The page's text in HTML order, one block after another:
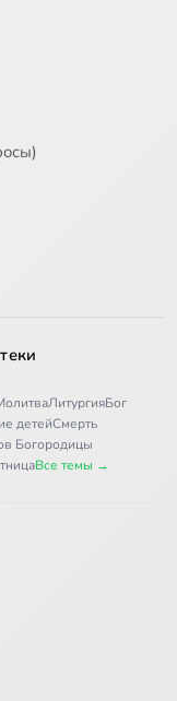
ЛитургияБог
детейСмерть
Богородицы
Все темы →